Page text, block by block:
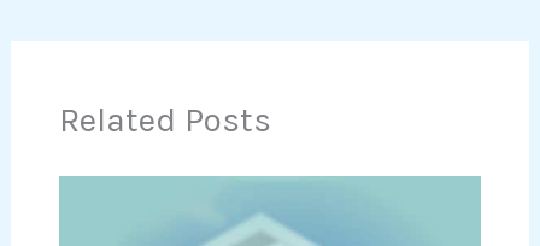
Related Posts